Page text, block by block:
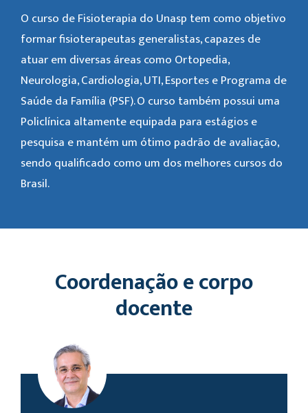
O curso de Fisioterapia do Unasp tem como objetivo
formar fisioterapeutas generalistas, capazes de
atuar em diversas áreas como Ortopedia,
Neurologia, Cardiologia, UTI, Esportes e Programa de
Saúde da Família (PSF). O curso também possui uma
Policlínica altamente equipada para estágios e
pesquisa e mantém um ótimo padrão de avaliação,
sendo qualificado como um dos melhores cursos do
Brasil.
Coordenação e corpo
docente